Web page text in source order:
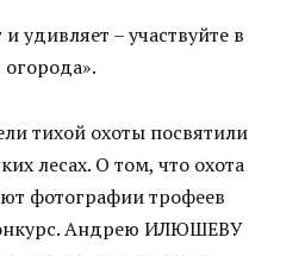
удивляет – участвуйте в
тихой охоты посвятили
лесах. О том, что охота
фотографии трофеев
Андрею ИЛЮШЕВУ